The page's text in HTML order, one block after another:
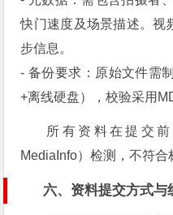
快门速度及场景描述。视
步信息。
- 备份要求：原始文件需
+离线硬盘），校验采用
所有资料在提交
MediaInfo）检测，不符合
六、资料提交方式与